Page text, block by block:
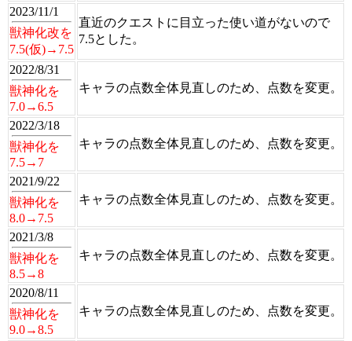
2023/11/1
獣神化改を
7.5(仮)→7.5
直近のクエストに目立った使い道がないので
7.5とした。
2022/8/31
獣神化を
7.0→6.5
キャラの点数全体見直しのため、点数を変更。
2022/3/18
獣神化を
7.5→7
キャラの点数全体見直しのため、点数を変更。
2021/9/22
獣神化を
8.0→7.5
キャラの点数全体見直しのため、点数を変更。
2021/3/8
獣神化を
8.5→8
キャラの点数全体見直しのため、点数を変更。
2020/8/11
獣神化を
9.0→8.5
キャラの点数全体見直しのため、点数を変更。